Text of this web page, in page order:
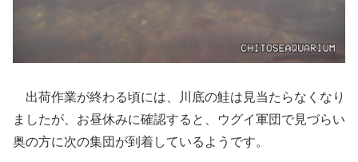
出荷作業が終わる頃には、川底の鮭は見当たらなくなり
ましたが、お昼休みに確認すると、ウグイ軍団で見づらい
奥の方に次の集団が到着しているようです。